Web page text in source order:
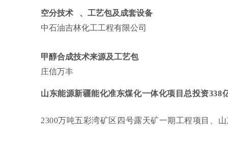
空分技术
、工艺包及成套设备
中石油吉林化工工程有限公司
甲醇合成技术来源及工艺包
庄信万丰
山东能源新疆能化准东煤化一体化项目总投资338
2300万吨五彩湾矿区四号露天矿一期工程项目、